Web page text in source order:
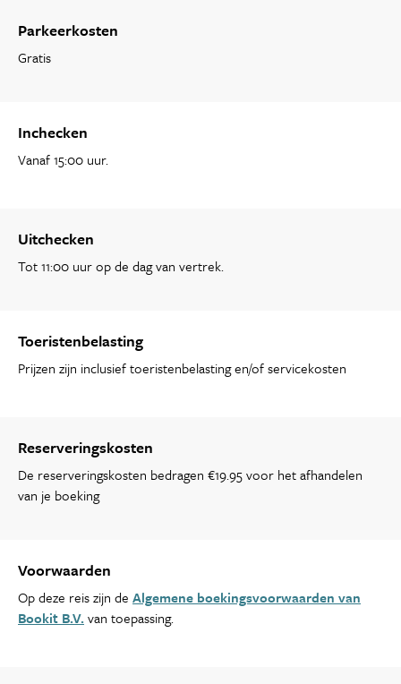
Parkeerkosten
Gratis
Inchecken
Vanaf 15:00 uur.
Uitchecken
Tot 11:00 uur op de dag van vertrek.
Toeristenbelasting
Prijzen zijn inclusief toeristenbelasting en/of servicekosten
Reserveringskosten
De reserveringskosten bedragen €19.95 voor het afhandelen
van je boeking
Voorwaarden
Op deze reis zijn de Algemene boekingsvoorwaarden van
Bookit B.V. van toepassing.